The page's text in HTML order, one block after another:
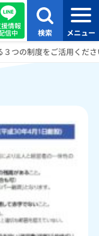
情報
信中 検索 メニュー
つの制度をご活用くだ